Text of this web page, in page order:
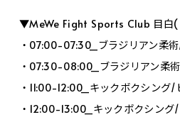
▼MeWe Fight Sports Club 目白(
・07:00-07:30_ブラジリアン柔
・07:30-08:00_ブラジリアン柔
・11:00-12:00_キックボクシング
・12:00-13:00_キックボクシング